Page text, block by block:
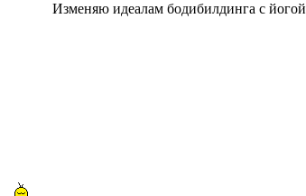
Изменяю идеалам бодибилдинга с йогой